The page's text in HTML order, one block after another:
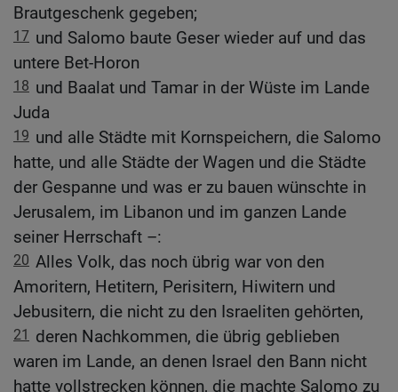
Brautgeschenk gegeben;
17 und Salomo baute Geser wieder auf und das
untere Bet-Horon
18 und Baalat und Tamar in der Wüste im Lande
Juda
19 und alle Städte mit Kornspeichern, die Salomo
hatte, und alle Städte der Wagen und die Städte
der Gespanne und was er zu bauen wünschte in
Jerusalem, im Libanon und im ganzen Lande
seiner Herrschaft –:
20 Alles Volk, das noch übrig war von den
Amoritern, Hetitern, Perisitern, Hiwitern und
Jebusitern, die nicht zu den Israeliten gehörten,
21
deren Nachkommen, die übrig geblieben
waren im Lande, an denen Israel den Bann nicht
hatte vollstrecken können, die machte Salomo zu